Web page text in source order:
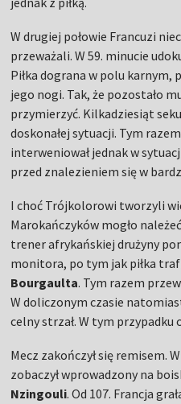
W drugiej połowie Francuzi
przeważali. W 59. minucie
Piłka dograna w polu karnym,
jego nogi. Tak, że pozostało
przymierzyć. Kilkadziesiąt
doskonałej sytuacji. Tym
interweniował jednak w
przed znalezieniem się w
I choć Trójkolorowi tworzyli
Marokańczyków mogło
trener afrykańskiej drużyny
monitora, po tym jak piłka
Bourgaulta. Tym razem
W doliczonym czasie
celny strzał. W tym przypadku
Mecz zakończył się remisem.
zobaczył wprowadzony na
Nzingouli. Od 107. Francja